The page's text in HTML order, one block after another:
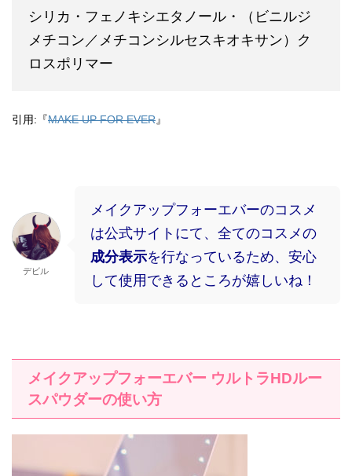
シリカ・フェノキシエタノール・（ビニルジ
メチコン／メチコンシルセスキオキサン）ク
ロスポリマー
引用:『MAKE UP FOR EVER』
デビル
メイクアップフォーエバーのコスメ
は公式サイトにて、全てのコスメの
成分表示を行なっているため、安心
して使用できるところが嬉しいね！
メイクアップフォーエバー ウルトラHDルー
スパウダーの使い方